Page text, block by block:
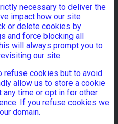
necessary to deliver the
impact how our site
or delete cookies by
and force blocking all
will always prompt you to
our site.
refuse cookies but to avoid
allow us to store a cookie
any time or opt in for other
If you refuse cookies we
domain.